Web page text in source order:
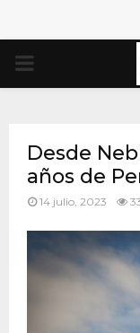
PRIMARY
Desde
años de
14 julio, 2023